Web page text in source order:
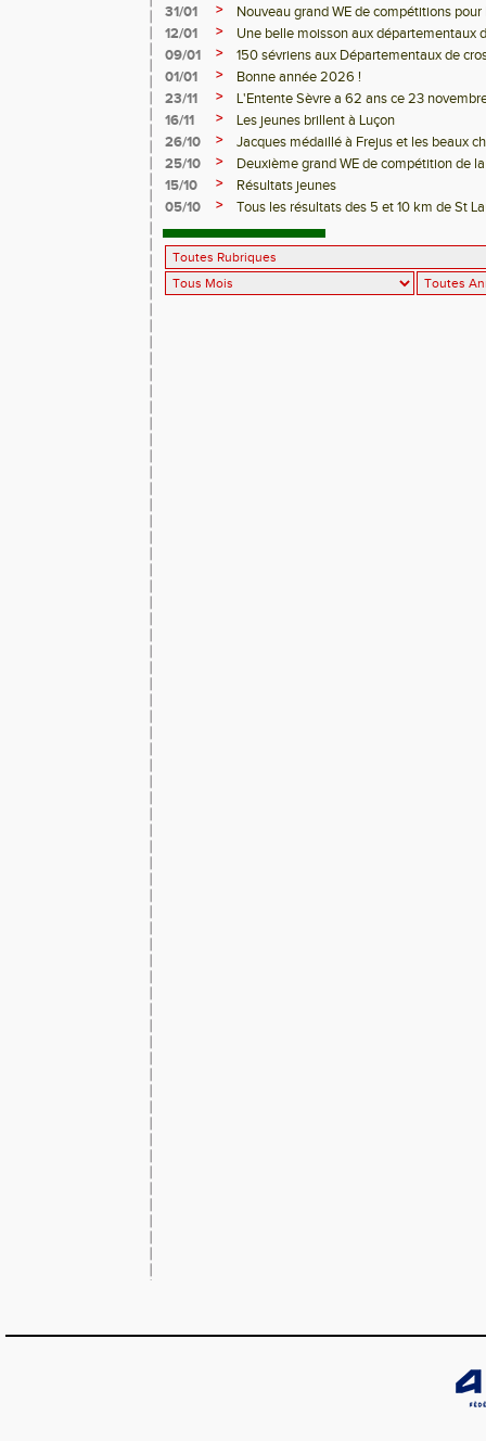
31/01
>
Nouveau grand WE de compétitions
12/01
>
Une belle moisson aux départementaux
09/01
>
150 sévriens aux Départementaux de
01/01
>
Bonne année 2026 !
23/11
>
L'Entente Sèvre a 62 ans ce 23
16/11
>
Les jeunes brillent à Luçon
26/10
>
Jacques médaillé à Frejus et les beaux
25/10
>
Deuxième grand WE de compétition de
15/10
>
Résultats jeunes
05/10
> Tous les résultats des 5 et 10 km de St